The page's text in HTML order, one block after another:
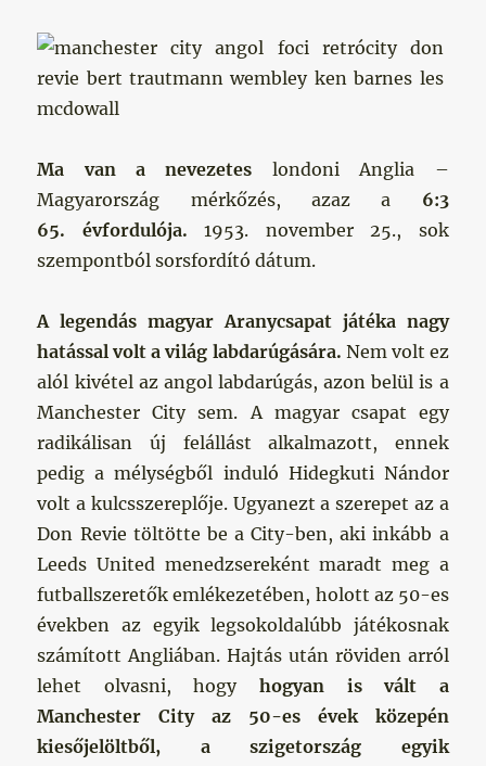
Ma van a nevezetes londoni Anglia –
Magyarország mérkőzés, azaz a 6:3
65. évfordulója.1953. november 25., sok
szempontból sorsfordító dátum.
A legendás magyar Aranycsapat játéka nagy
hatással volt a világ labdarúgására. Nem volt ez
alól kivétel az angol labdarúgás, azon belül is a
Manchester City sem. A magyar csapat egy
radikálisan új felállást alkalmazott, ennek
pedig a mélységből induló Hidegkuti Nándor
volt a kulcsszereplője. Ugyanezt a szerepet az a
Don Revie töltötte be a City-ben, aki inkább a
Leeds United menedzsereként maradt meg a
futballszeretők emlékezetében, holott az 50-es
években az egyik legsokoldalúbb játékosnak
számított Angliában. Hajtás után röviden arról
lehet olvasni, hogy hogyan is vált a
Manchester City az 50-es évek közepén
kiesőjelöltből, a szigetország egyik